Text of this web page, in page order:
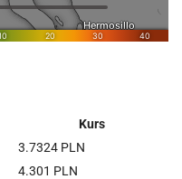
Kurs
3.7324 PLN
4.301 PLN